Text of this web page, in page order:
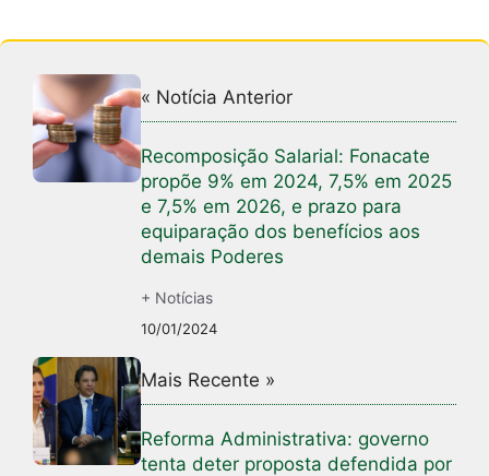
« Notícia Anterior
Recomposição Salarial: Fonacate
propõe 9% em 2024, 7,5% em 2025
e 7,5% em 2026, e prazo para
equiparação dos benefícios aos
demais Poderes
+ Notícias
10/01/2024
Mais Recente »
Reforma Administrativa: governo
tenta deter proposta defendida por